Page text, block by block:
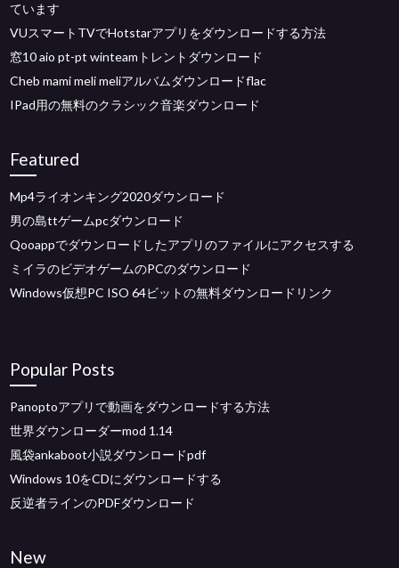
ています
VUスマートTVでHotstarアプリをダウンロードする方法
窓10 aio pt-pt winteamトレントダウンロード
Cheb mami meli meliアルバムダウンロードflac
IPad用の無料のクラシック音楽ダウンロード
Featured
Mp4ライオンキング2020ダウンロード
男の島ttゲームpcダウンロード
Qooappでダウンロードしたアプリのファイルにアクセスする
ミイラのビデオゲームのPCのダウンロード
Windows仮想PC ISO 64ビットの無料ダウンロードリンク
Popular Posts
Panoptoアプリで動画をダウンロードする方法
世界ダウンローダーmod 1.14
風袋ankaboot小説ダウンロードpdf
Windows 10をCDにダウンロードする
反逆者ラインのPDFダウンロード
New